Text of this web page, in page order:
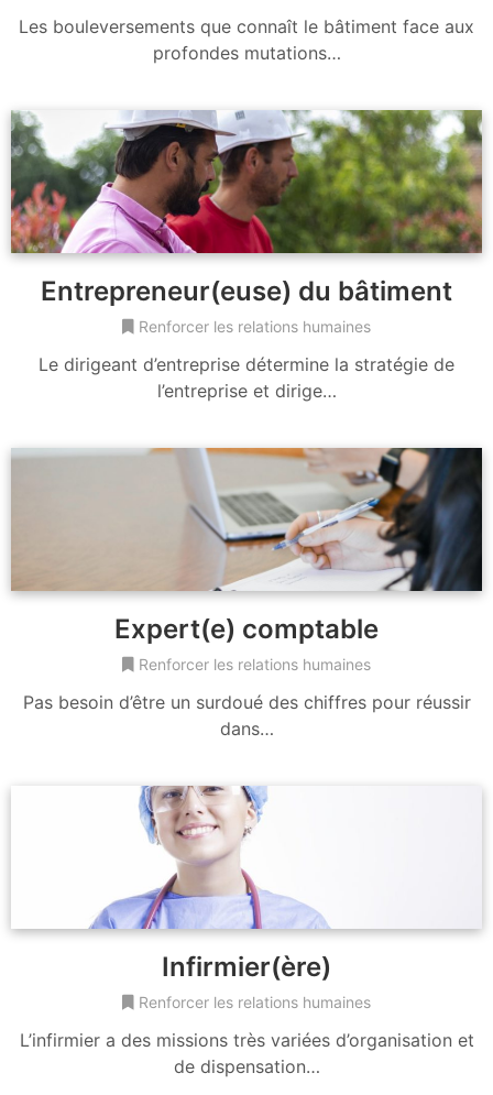
Les bouleversements que connaît le bâtiment face aux
profondes mutations…
Entrepreneur(euse) du bâtiment
Renforcer les relations humaines
Le dirigeant d’entreprise détermine la stratégie de
l’entreprise et dirige…
Expert(e) comptable
Renforcer les relations humaines
Pas besoin d’être un surdoué des chiffres pour réussir
dans…
Infirmier(ère)
Renforcer les relations humaines
L’infirmier a des missions très variées d’organisation et
de dispensation…